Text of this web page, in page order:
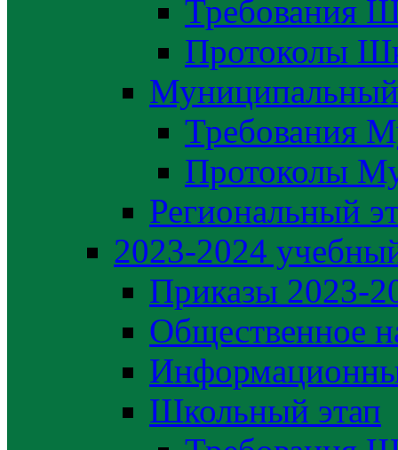
Требования
Протоколы
Муниципальный
Требования
Протоколы
Региональный
2023-2024
Приказы 2023-
Общественное
Школьный этап